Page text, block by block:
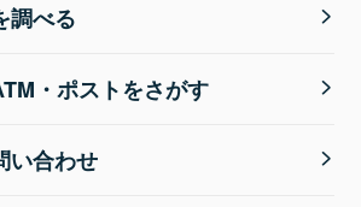
調べる
・ポストをさがす
い合わせ